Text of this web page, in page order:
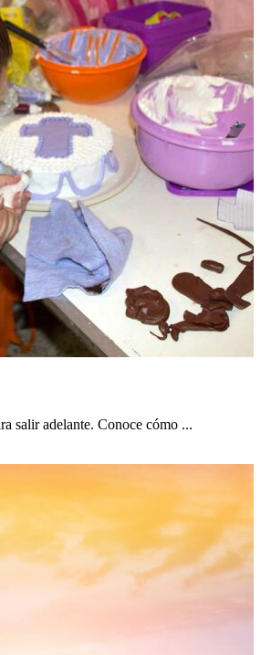
salir adelante. Conoce cómo ...